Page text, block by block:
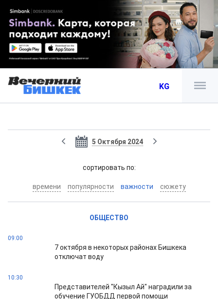
KG
5 Октября 2024
cортировать по:
времени популярности важности сюжету
ОБЩЕСТВО
09:00
7 октября в некоторых районах Бишкека
отключат воду
10:30
Представителей "Кызыл Ай" наградили за
обучение ГУОБДД первой помощи